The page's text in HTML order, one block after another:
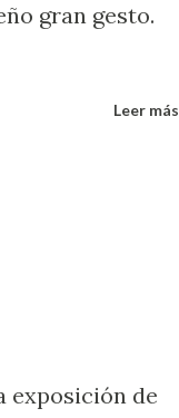
gran gesto.
Leer más
exposición de